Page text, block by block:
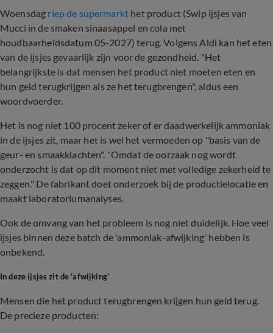
Woensdag riep de supermarkt het product (Swip ijsjes van
Mucci in de smaken sinaasappel en cola met
houdbaarheidsdatum 05-2027) terug. Volgens Aldi kan het eten
van de ijsjes gevaarlijk zijn voor de gezondheid. "Het
belangrijkste is dat mensen het product niet moeten eten en
hun geld terugkrijgen als ze het terugbrengen", aldus een
woordvoerder.
Het is nog niet 100 procent zeker of er daadwerkelijk ammoniak
in de ijsjes zit, maar het is wel het vermoeden op "basis van de
geur- en smaakklachten". "Omdat de oorzaak nog wordt
onderzocht is dat op dit moment niet met volledige zekerheid te
zeggen." De fabrikant doet onderzoek bij de productielocatie en
maakt laboratoriumanalyses.
Ook de omvang van het probleem is nog niet duidelijk. Hoe veel
ijsjes binnen deze batch de 'ammoniak-afwijking' hebben is
onbekend.
In deze ijsjes zit de 'afwijking'
Mensen die het product terugbrengen krijgen hun geld terug.
De precieze producten: